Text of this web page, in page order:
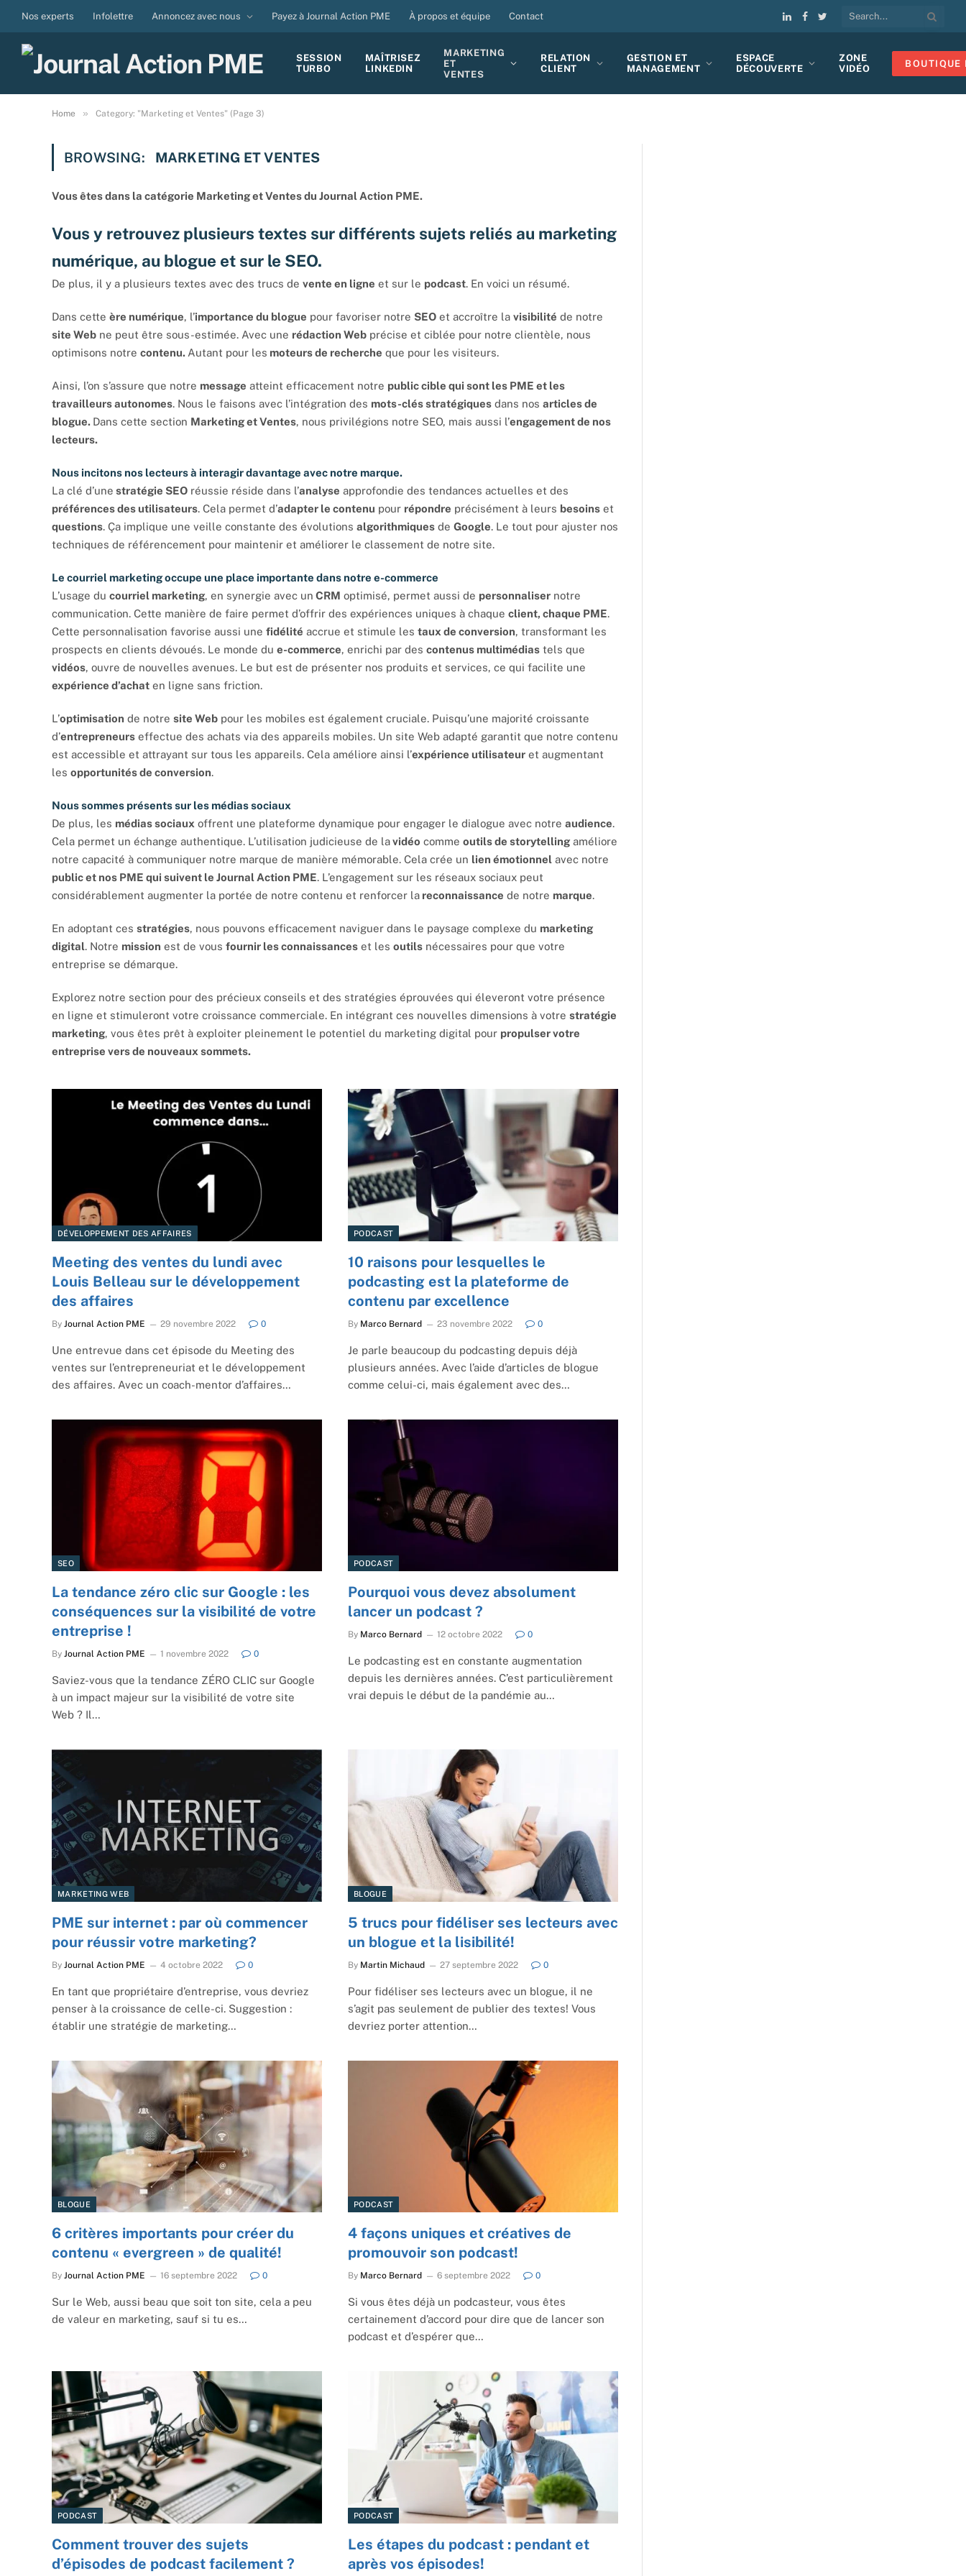
Nos experts Infolettre Annoncez avec nous Payez à Journal Action PME À propos et équipe Contact
LinkedIn
Facebook
Twitter
SESSION
TURBO
MAÎTRISEZ
LINKEDIN
MARKETING
ET
VENTES
RELATION
CLIENT
GESTION ET
MANAGEMENT
ESPACE
DÉCOUVERTE
ZONE
VIDÉO
BOUTIQUE
Home » Category: "Marketing et Ventes" (Page 3)
BROWSING: MARKETING ET VENTES
Vous êtes dans la catégorie Marketing et Ventes du Journal Action PME.
Vous y retrouvez plusieurs textes sur différents sujets reliés au marketing
numérique, au blogue et sur le SEO.
De plus, il y a plusieurs textes avec des trucs de vente en ligne et sur le podcast. En voici un résumé.
Dans cette ère numérique, l’importance du blogue pour favoriser notre SEO et accroître la visibilité de notre
site Web ne peut être sous-estimée. Avec une rédaction Web précise et ciblée pour notre clientèle, nous
optimisons notre contenu. Autant pour les moteurs de recherche que pour les visiteurs.
Ainsi, l’on s’assure que notre message atteint efficacement notre public cible qui sont les PME et les
travailleurs autonomes. Nous le faisons avec l’intégration des mots-clés stratégiques dans nos articles de
blogue. Dans cette section Marketing et Ventes, nous privilégions notre SEO, mais aussi l’engagement de nos
lecteurs.
Nous incitons nos lecteurs à interagir davantage avec notre marque.
La clé d’une stratégie SEO réussie réside dans l’analyse approfondie des tendances actuelles et des
préférences des utilisateurs. Cela permet d’adapter le contenu pour répondre précisément à leurs besoins et
questions. Ça implique une veille constante des évolutions algorithmiques de Google. Le tout pour ajuster nos
techniques de référencement pour maintenir et améliorer le classement de notre site.
Le courriel marketing occupe une place importante dans notre e-commerce
L’usage du courriel marketing, en synergie avec un CRM optimisé, permet aussi de personnaliser notre
communication. Cette manière de faire permet d’offrir des expériences uniques à chaque client, chaque PME.
Cette personnalisation favorise aussi une fidélité accrue et stimule les taux de conversion, transformant les
prospects en clients dévoués. Le monde du e-commerce, enrichi par des contenus multimédias tels que
vidéos, ouvre de nouvelles avenues. Le but est de présenter nos produits et services, ce qui facilite une
expérience d’achat en ligne sans friction.
L’optimisation de notre site Web pour les mobiles est également cruciale. Puisqu’une majorité croissante
d’entrepreneurs effectue des achats via des appareils mobiles. Un site Web adapté garantit que notre contenu
est accessible et attrayant sur tous les appareils. Cela améliore ainsi l’expérience utilisateur et augmentant
les opportunités de conversion.
Nous sommes présents sur les médias sociaux
De plus, les médias sociaux offrent une plateforme dynamique pour engager le dialogue avec notre audience.
Cela permet un échange authentique. L’utilisation judicieuse de lavidéo comme outils de storytelling améliore
notre capacité à communiquer notre marque de manière mémorable. Cela crée un lien émotionnel avec notre
public et nos PME qui suivent le Journal Action PME. L’engagement sur les réseaux sociaux peut
considérablement augmenter la portée de notre contenu et renforcer la reconnaissance de notre marque.
En adoptant ces stratégies, nous pouvons efficacement naviguer dans le paysage complexe du marketing
digital. Notre mission est de vous fournir les connaissances et les outils nécessaires pour que votre
entreprise se démarque.
Explorez notre section pour des précieux conseils et des stratégies éprouvées qui éleveront votre présence
en ligne et stimuleront votre croissance commerciale. En intégrant ces nouvelles dimensions à votre stratégie
marketing, vous êtes prêt à exploiter pleinement le potentiel du marketing digital pour propulser votre
entreprise vers de nouveaux sommets.
DÉVELOPPEMENT DES AFFAIRES
Meeting des ventes du lundi avec
Louis Belleau sur le développement
des affaires
By Journal Action PME 29 novembre 2022 0
Une entrevue dans cet épisode du Meeting des
ventes sur l’entrepreneuriat et le développement
des affaires. Avec un coach-mentor d’affaires…
PODCAST
10 raisons pour lesquelles le
podcasting est la plateforme de
contenu par excellence
By Marco Bernard 23 novembre 2022 0
Je parle beaucoup du podcasting depuis déjà
plusieurs années. Avec l’aide d’articles de blogue
comme celui-ci, mais également avec des…
SEO
La tendance zéro clic sur Google : les
conséquences sur la visibilité de votre
entreprise !
By Journal Action PME 1 novembre 2022 0
Saviez-vous que la tendance ZÉRO CLIC sur Google
à un impact majeur sur la visibilité de votre site
Web ? Il…
PODCAST
Pourquoi vous devez absolument
lancer un podcast ?
By Marco Bernard 12 octobre 2022 0
Le podcasting est en constante augmentation
depuis les dernières années. C’est particulièrement
vrai depuis le début de la pandémie au…
MARKETING WEB
PME sur internet : par où commencer
pour réussir votre marketing?
By Journal Action PME 4 octobre 2022 0
En tant que propriétaire d’entreprise, vous devriez
penser à la croissance de celle-ci. Suggestion :
établir une stratégie de marketing…
BLOGUE
5 trucs pour fidéliser ses lecteurs avec
un blogue et la lisibilité!
By Martin Michaud 27 septembre 2022 0
Pour fidéliser ses lecteurs avec un blogue, il ne
s’agit pas seulement de publier des textes! Vous
devriez porter attention…
BLOGUE
6 critères importants pour créer du
contenu « evergreen » de qualité!
By Journal Action PME 16 septembre 2022 0
Sur le Web, aussi beau que soit ton site, cela a peu
de valeur en marketing, sauf si tu es…
PODCAST
4 façons uniques et créatives de
promouvoir son podcast!
By Marco Bernard 6 septembre 2022 0
Si vous êtes déjà un podcasteur, vous êtes
certainement d’accord pour dire que de lancer son
podcast et d’espérer que…
PODCAST
Comment trouver des sujets
d’épisodes de podcast facilement ?
PODCAST
Les étapes du podcast : pendant et
après vos épisodes!